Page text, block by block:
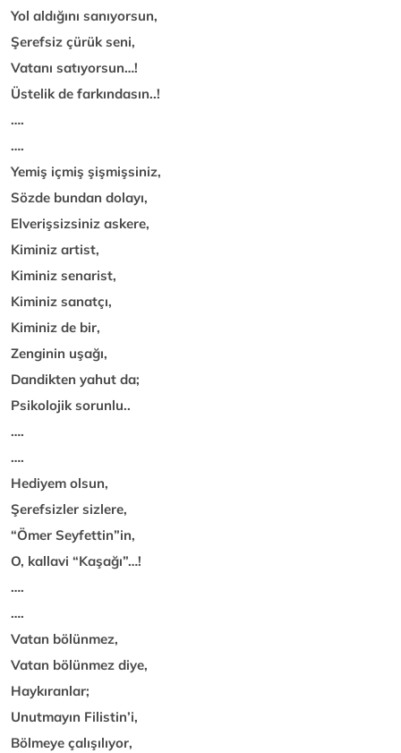
Yol aldığını sanıyorsun,
Şerefsiz çürük seni,
Vatanı satıyorsun…!
Üstelik de farkındasın..!
….
….
Yemiş içmiş şişmişsiniz,
Sözde bundan dolayı,
Elverişsizsiniz askere,
Kiminiz artist,
Kiminiz senarist,
Kiminiz sanatçı,
Kiminiz de bir,
Zenginin uşağı,
Dandikten yahut da;
Psikolojik sorunlu..
….
….
Hediyem olsun,
Şerefsizler sizlere,
“Ömer Seyfettin”in,
O, kallavi “Kaşağı”…!
….
….
Vatan bölünmez,
Vatan bölünmez diye,
Haykıranlar;
Unutmayın Filistin’i,
Bölmeye çalışılıyor,